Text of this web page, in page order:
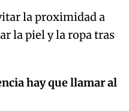
la proximidad a
la piel y la ropa tras
hay que llamar al